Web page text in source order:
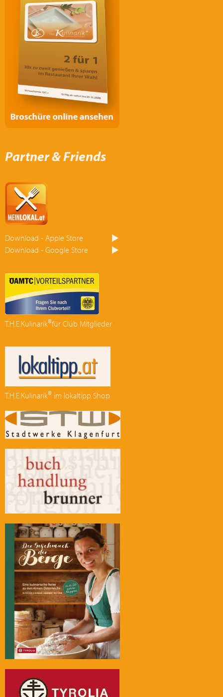
Partner & Friends
Download - Apple Store
Download - Google Store
T.H.E.Kulinarik®für Club Mitglieder
T.H.E.Kulinarik® im lokaltipp Shop